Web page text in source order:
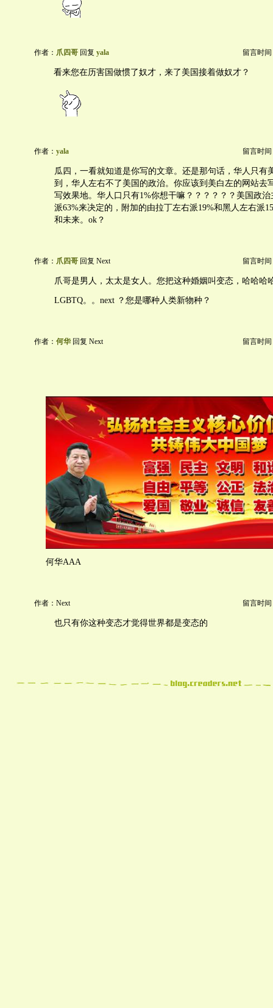
作者： 爪四哥 回复 yala 留言时间
看来您在历害国做惯了奴才，来了美国接着做奴才？
作者： yala 留言时间
瓜四，一看就知道是你写的文章。还是那句话，华人只有
到，华人左右不了美国的政治。你应该到美白左的网站去
写效果地。华人口只有1%你想干嘛？？？？？？美国政
派63%来决定的，附加的由拉丁左右派19%和黑人左右派
和未来。ok？
作者： 爪四哥 回复 Next 留言时间
爪哥是男人，太太是女人。您把这种婚姻叫变态，哈哈哈
LGBTQ。。next ？您是哪种人类新物种？
作者： 何华 回复 Next 留言时间
何华AAA
作者：Next 留言时间
也只有你这种变态才觉得世界都是变态的